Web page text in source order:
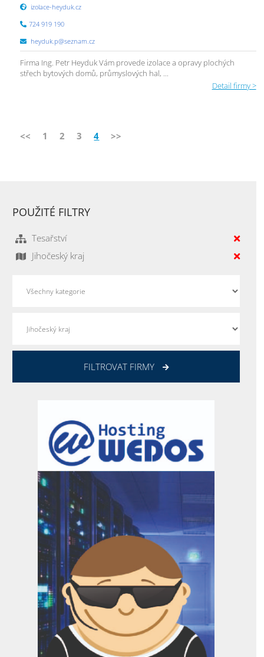
izolace-heyduk.cz
724 919 190
heyduk.p@seznam.cz
Firma Ing. Petr Heyduk Vám provede izolace a opravy plochých
střech bytových domů, průmyslových hal, ...
Detail firmy >
<< 1 2 3 4 >>
POUŽITÉ FILTRY
Tesařství
Jihočeský kraj
FILTROVAT FIRMY